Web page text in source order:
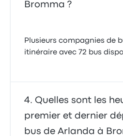
Bromma ?
Plusieurs compagnies de
itinéraire avec 72 bus
Quelles sont les
premier et dernier
bus de Arlanda à